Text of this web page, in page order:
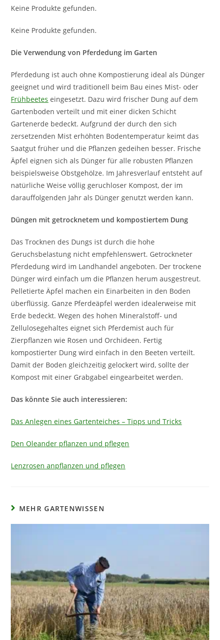
Keine Produkte gefunden.
Keine Produkte gefunden.
Die Verwendung von Pferdedung im Garten
Pferdedung ist auch ohne Kompostierung ideal als Dünger
geeignet und wird traditionell beim Bau eines Mist- oder
Frühbeetes eingesetzt. Dazu wird frischer Dung auf dem
Gartenboden verteilt und mit einer dicken Schicht
Gartenerde bedeckt. Aufgrund der durch den sich
zersetzenden Mist erhöhten Bodentemperatur keimt das
Saatgut früher und die Pflanzen gedeihen besser. Frische
Äpfel eignen sich als Dünger für alle robusten Pflanzen
beispielsweise Obstgehölze. Im Jahresverlauf entsteht auf
natürliche Weise völlig geruchloser Kompost, der im
darauffolgenden Jahr als Dünger genutzt werden kann.
Düngen mit getrocknetem und kompostiertem Dung
Das Trocknen des Dungs ist durch die hohe
Geruchsbelastung nicht empfehlenswert. Getrockneter
Pferdedung wird im Landhandel angeboten. Der trockene
Dünger wird einfach um die Pflanzen herum ausgestreut.
Pelletierte Äpfel machen ein Einarbeiten in den Boden
überflüssig. Ganze Pferdeäpfel werden idealerweise mit
Erde bedeckt. Wegen des hohen Mineralstoff- und
Zellulosegehaltes eignet sich Pferdemist auch für
Zierpflanzen wie Rosen und Orchideen. Fertig
kompostierter Dung wird einfach in den Beeten verteilt.
Damit der Boden gleichzeitig gelockert wird, sollte der
Kompost mit einer Grabgabel eingearbeitet werden.
Das könnte Sie auch interessieren:
Das Anlegen eines Gartenteiches – Tipps und Tricks
Den Oleander pflanzen und pflegen
Lenzrosen anpflanzen und pflegen
MEHR GARTENWISSEN